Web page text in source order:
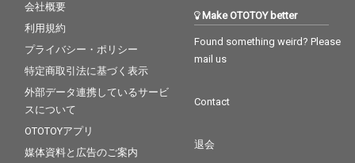
会社概要
利用規約
プライバシー・ポリシー
特定商取引法に基づく表示
外部データ連携しているサービ
スについて
OTOTOYアプリ
媒体資料と広告のご案内
Make OTOTOY better
Found something weird? Please
mail us
Contact
退会